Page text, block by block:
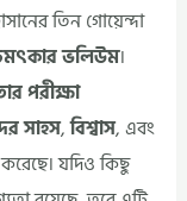
তিন গোয়েন্দা
ভলিউম।
পরীক্ষা
সাহস,বিশ্বাস, এবং
যদিও কিছু